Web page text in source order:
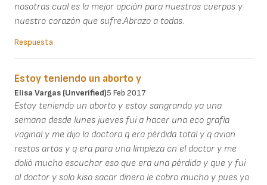
nosotras cual es la mejor opción para nuestros cuerpos y
nuestro corazón que sufre.Abrazo a todas.
Respuesta
Estoy teniendo un aborto y
Elisa Vargas (unverified)5 Feb 2017
Estoy teniendo un aborto y estoy sangrando ya una
semana desde lunes jueves fui a hacer una eco grafía
vaginal y me dijo la doctora q era pérdida total y q avian
restos artos y q era para una limpieza cn el doctor y me
dolió mucho escuchar eso que era una pérdida y que y fui
al doctor y solo kiso sacar dinero le cobro mucho y pues yo